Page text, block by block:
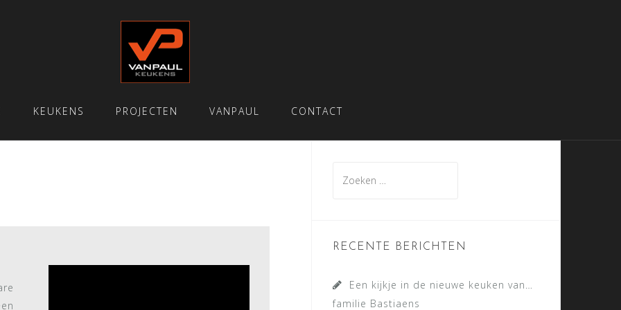
KEUKENS PROJECTEN VANPAUL CONTACT
naar:
RECENTE BERICHTEN
Een kijkje in de nieuwe keuken van…
familie Bastiaens